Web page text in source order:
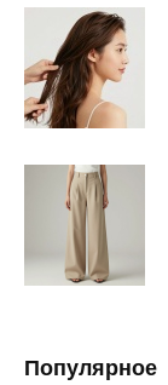
Популярное